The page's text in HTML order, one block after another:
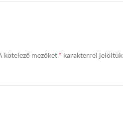
kötelező mezőket * karakterrel jelöltük